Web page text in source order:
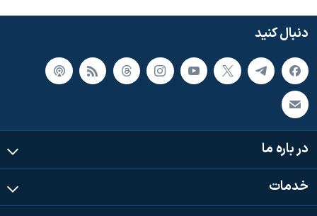
دنبال کنید
در باره ما
خدمات